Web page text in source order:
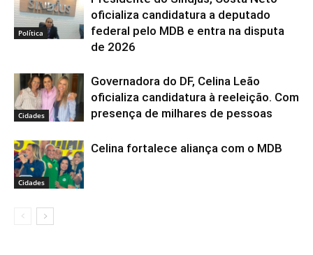
Política
oficializa candidatura a deputado
federal pelo MDB e entra na disputa
de 2026
Cidades
Governadora do DF, Celina Leão
oficializa candidatura à reeleição. Com
presença de milhares de pessoas
Cidades
Celina fortalece aliança com o MDB